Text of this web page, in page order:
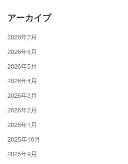
アーカイブ
2026年7月
2026年6月
2026年5月
2026年4月
2026年3月
2026年2月
2026年1月
2025年10月
2025年9月